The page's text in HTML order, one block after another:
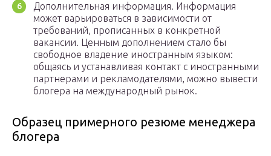
Дополнительная информация. Информация
может варьироваться в зависимости от
требований, прописанных в конкретной
вакансии. Ценным дополнением стало бы
свободное владение иностранным языком:
общаясь и устанавливая контакт с иностранными
партнерами и рекламодателями, можно вывести
блогера на международный рынок.
Образец примерного резюме менеджера
блогера